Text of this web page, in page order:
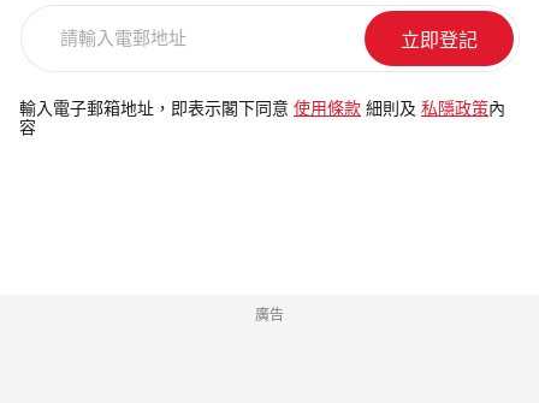
電
郵
輸入電子郵箱地址，即表示閣下同意 使用條款 細則及 私隱政策 內
容
廣告